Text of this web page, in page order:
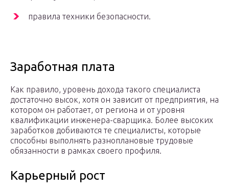
правила техники безопасности.
Заработная плата
Как правило, уровень дохода такого специалиста
достаточно высок, хотя он зависит от предприятия, на
котором он работает, от региона и от уровня
квалификации инженера-сварщика. Более высоких
заработков добиваются те специалисты, которые
способны выполнять разноплановые трудовые
обязанности в рамках своего профиля.
Карьерный рост